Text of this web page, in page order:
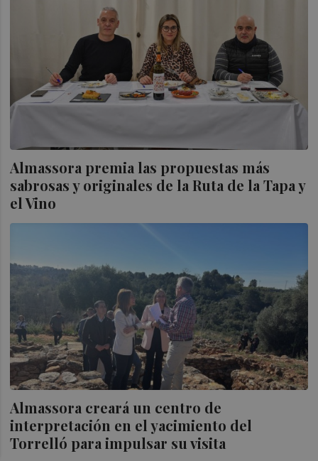
Almassora premia las propuestas más
sabrosas y originales de la Ruta de la Tapa y
el Vino
Almassora creará un centro de
interpretación en el yacimiento del
Torrelló para impulsar su visita